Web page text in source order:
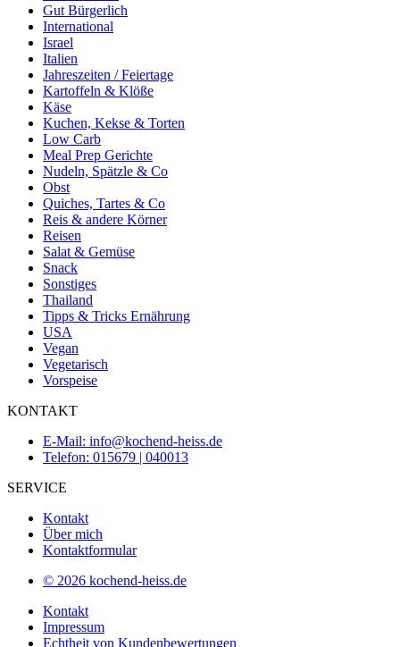
Gut Bürgerlich
International
Israel
Italien
Jahreszeiten / Feiertage
Kartoffeln & Klöße
Käse
Kuchen, Kekse & Torten
Low Carb
Meal Prep Gerichte
Nudeln, Spätzle & Co
Obst
Quiches, Tartes & Co
Reis & andere Körner
Reisen
Salat & Gemüse
Snack
Sonstiges
Thailand
Tipps & Tricks Ernährung
USA
Vegan
Vegetarisch
Vorspeise
KONTAKT
E-Mail: info@kochend-heiss.de
Telefon: 015679 | 040013
SERVICE
Kontakt
Über mich
Kontaktformular
© 2026 kochend-heiss.de
Kontakt
Impressum
Echtheit von Kundenbewertungen